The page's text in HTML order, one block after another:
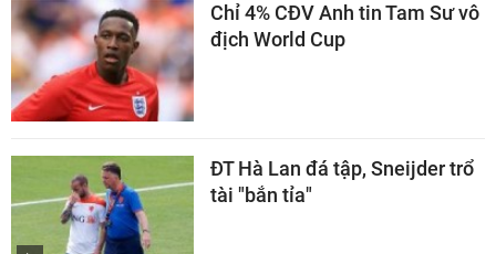
Chỉ 4% CĐV Anh tin Tam Sư vô
địch World Cup
ĐT Hà Lan đá tập, Sneijder trổ
tài "bắn tỉa"